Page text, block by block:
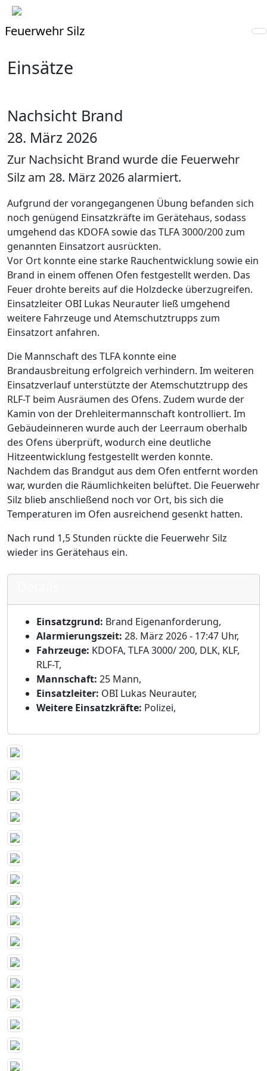
Feuerwehr Silz
Einsätze
Nachsicht Brand
28. März 2026
Zur Nachsicht Brand wurde die Feuerwehr
Silz am 28. März 2026 alarmiert.
Aufgrund der vorangegangenen Übung befanden sich
noch genügend Einsatzkräfte im Gerätehaus, sodass
umgehend das KDOFA sowie das TLFA 3000/200 zum
genannten Einsatzort ausrückten.
Vor Ort konnte eine starke Rauchentwicklung sowie ein
Brand in einem offenen Ofen festgestellt werden. Das
Feuer drohte bereits auf die Holzdecke überzugreifen.
Einsatzleiter OBI Lukas Neurauter ließ umgehend
weitere Fahrzeuge und Atemschutztrupps zum
Einsatzort anfahren.
Die Mannschaft des TLFA konnte eine
Brandausbreitung erfolgreich verhindern. Im weiteren
Einsatzverlauf unterstützte der Atemschutztrupp des
RLF-T beim Ausräumen des Ofens. Zudem wurde der
Kamin von der Drehleitermannschaft kontrolliert. Im
Gebäudeinneren wurde auch der Leerraum oberhalb
des Ofens überprüft, wodurch eine deutliche
Hitzeentwicklung festgestellt werden konnte.
Nachdem das Brandgut aus dem Ofen entfernt worden
war, wurden die Räumlichkeiten belüftet. Die Feuerwehr
Silz blieb anschließend noch vor Ort, bis sich die
Temperaturen im Ofen ausreichend gesenkt hatten.
Nach rund 1,5 Stunden rückte die Feuerwehr Silz
wieder ins Gerätehaus ein.
Einsatzgrund: Brand Eigenanforderung,
Alarmierungszeit: 28. März 2026 - 17:47 Uhr,
Fahrzeuge: KDOFA, TLFA 3000/ 200, DLK, KLF,
RLF-T,
Mannschaft: 25 Mann,
Einsatzleiter: OBI Lukas Neurauter,
Weitere Einsatzkräfte: Polizei,